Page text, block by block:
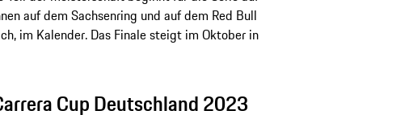
auf dem Sachsenring und auf dem Red Bull
im Kalender. Das Finale steigt im Oktober in
Cup Deutschland 2023